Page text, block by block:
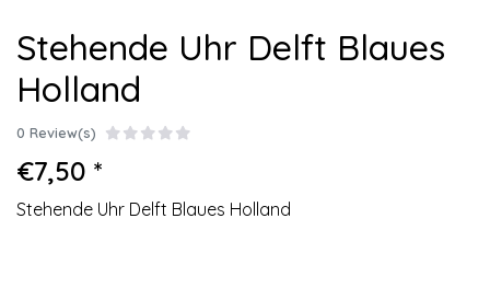
Stehende Uhr Delft Blaues
Holland
0 Review(s)
€7,50 *
Stehende Uhr Delft Blaues Holland